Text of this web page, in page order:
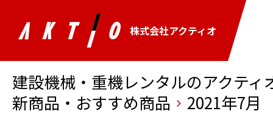
株式会社アクティオ
建設機械・重機レンタルのアクティ
新商品・おすすめ商品
2021年7月